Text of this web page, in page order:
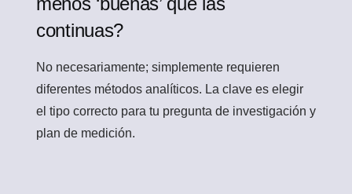
continuas?
No necesariamente; simplemente requieren
diferentes métodos analíticos. La clave es elegir
el tipo correcto para tu pregunta de investigación y
plan de medición.